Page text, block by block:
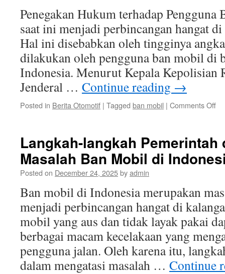
Penegakan Hukum terhadap
saat ini menjadi perbincangan hangat
Hal ini disebabkan oleh tingginya
dilakukan oleh pengguna ban mobil di
Indonesia. Menurut Kepala Kepolisian
Jenderal … Continue reading →
Posted in Berita Otomotif | Tagged ban mobil | Comments Offon
Langkah-langkah Pemerintah
Masalah Ban Mobil di
Posted on December 24, 2025byadmin
Ban mobil di Indonesia merupakan
menjadi perbincangan hangat di
mobil yang aus dan tidak layak pakai
berbagai macam kecelakaan yang
pengguna jalan. Oleh karena itu,
dalam mengatasi masalah … Continue